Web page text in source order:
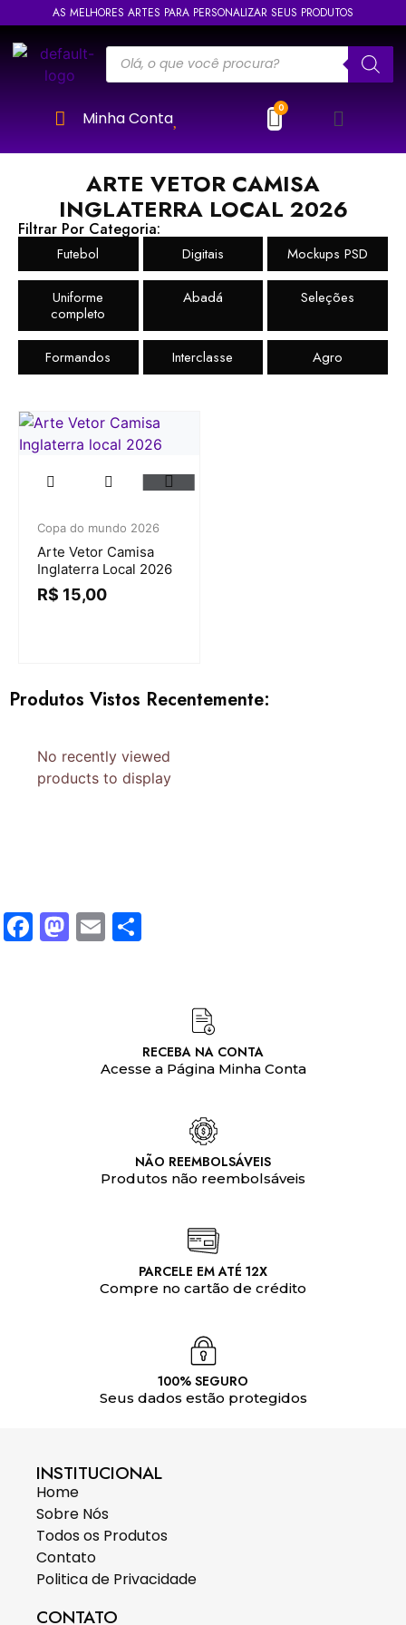
AS MELHORES ARTES PARA PERSONALIZAR SEUS PRODUTOS
Minha Conta
ARTE VETOR CAMISA
INGLATERRA LOCAL 2026
Filtrar Por Categoria:
Futebol Digitais Mockups PSD
Uniforme
completo
Abadá Seleções
Formandos Interclasse Agro
Copa do mundo 2026
Arte Vetor Camisa
Inglaterra Local 2026
R$ 15,00
Produtos Vistos Recentemente:
No recently viewed
products to display
Facebook
Mastodon
Email
RECEBA NA CONTA
Acesse a Página Minha Conta
NÃO REEMBOLSÁVEIS
Produtos não reembolsáveis
PARCELE EM ATÉ 12X
Compre no cartão de crédito
100% SEGURO
Seus dados estão protegidos
INSTITUCIONAL
Home
Sobre Nós
Todos os Produtos
Contato
Politica de Privacidade
CONTATO